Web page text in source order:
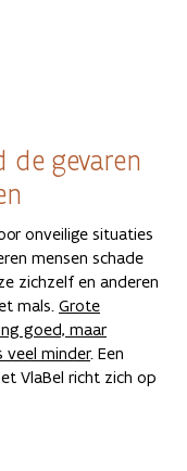
de gevaren
onveilige situaties
mensen schade
zichzelf en anderen
mals. Grote
goed, maar
veel minder. Een
VlaBel richt zich op